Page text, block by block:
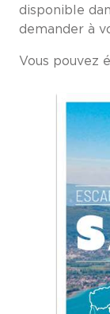
disponible
demander à
Vous pouvez